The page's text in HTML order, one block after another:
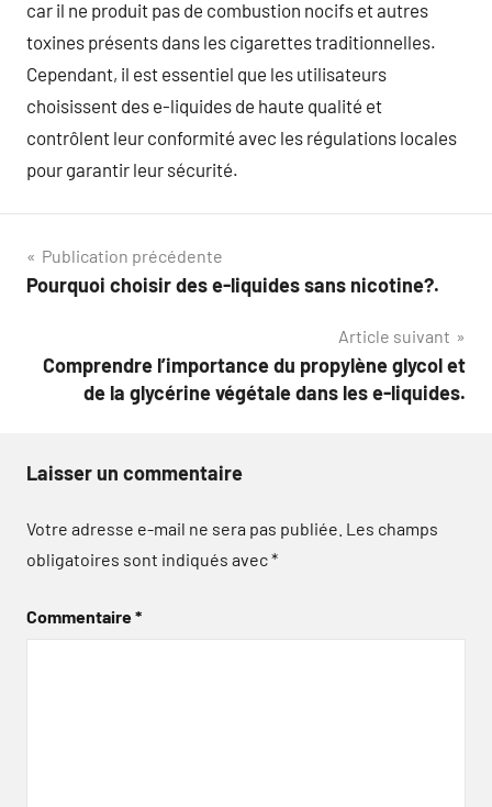
car il ne produit pas de combustion nocifs et autres
toxines présents dans les cigarettes traditionnelles.
Cependant, il est essentiel que les utilisateurs
choisissent des e-liquides de haute qualité et
contrôlent leur conformité avec les régulations locales
pour garantir leur sécurité.
Navigation
de
Publication précédente
Pourquoi choisir des e-liquides sans nicotine?.
Article suivant
Comprendre l’importance du propylène glycol et
de la glycérine végétale dans les e-liquides.
Laisser un commentaire
Votre adresse e-mail ne sera pas publiée. Les champs
obligatoires sont indiqués avec*
Commentaire*